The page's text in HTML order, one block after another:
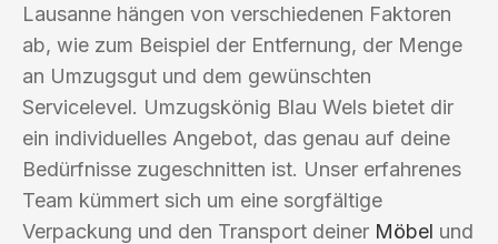
Lausanne hängen von verschiedenen Faktoren
ab, wie zum Beispiel der Entfernung, der Menge
an Umzugsgut und dem gewünschten
Servicelevel. Umzugskönig Blau Wels bietet dir
ein individuelles Angebot, das genau auf deine
Bedürfnisse zugeschnitten ist. Unser erfahrenes
Team kümmert sich um eine sorgfältige
Verpackung und den Transport deiner Möbel und